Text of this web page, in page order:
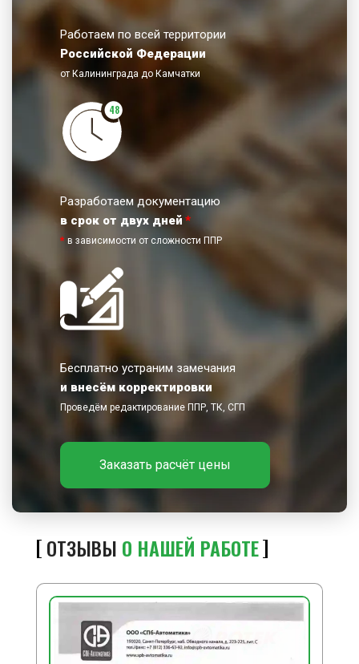
Работаем по всей территории
Российской Федерации
от Калининграда до Камчатки
48
Разработаем документацию
в срок от двух дней *
* в зависимости от сложности ППР
Бесплатно устраним замечания
и внесём корректировки
Проведём редактирование ППР, ТК, СГП
Заказать расчёт цены
ОТЗЫВЫ О НАШЕЙ РАБОТЕ